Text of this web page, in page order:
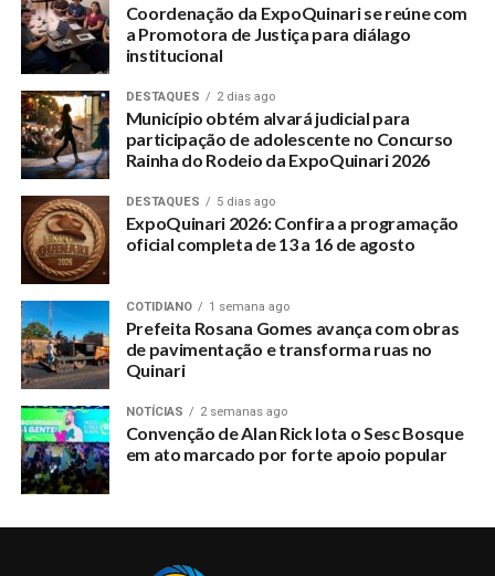
Coordenação da ExpoQuinari se reúne com
a Promotora de Justiça para diálago
institucional
DESTAQUES 2 dias ago
Município obtém alvará judicial para
participação de adolescente no Concurso
Rainha do Rodeio da ExpoQuinari 2026
DESTAQUES 5 dias ago
ExpoQuinari 2026: Confira a programação
oficial completa de 13 a 16 de agosto
COTIDIANO 1 semana ago
Prefeita Rosana Gomes avança com obras
de pavimentação e transforma ruas no
Quinari
NOTÍCIAS 2 semanas ago
Convenção de Alan Rick lota o Sesc Bosque
em ato marcado por forte apoio popular